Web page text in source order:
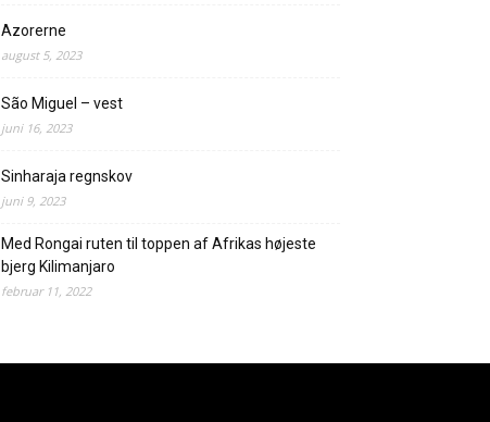
Azorerne
august 5, 2023
São Miguel – vest
juni 16, 2023
Sinharaja regnskov
juni 9, 2023
Med Rongai ruten til toppen af Afrikas højeste
bjerg Kilimanjaro
februar 11, 2022